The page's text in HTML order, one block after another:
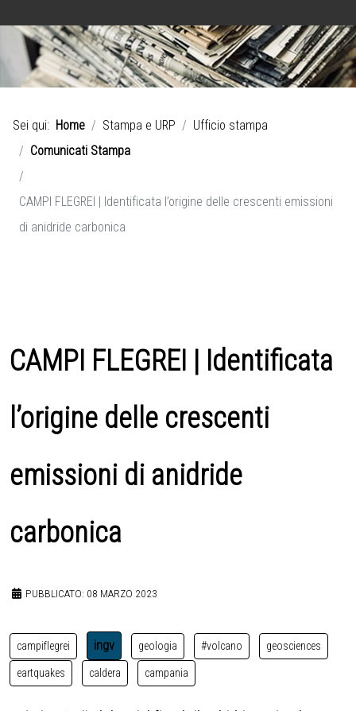
Sei qui: Home Stampa e URP
Ufficio stampa
Comunicati Stampa
CAMPI FLEGREI | Identificata l’origine delle crescenti emissioni
di anidride carbonica
CAMPI FLEGREI | Identificata
l’origine delle crescenti
emissioni di anidride
carbonica
PUBBLICATO: 08 MARZO 2023
campiflegrei ingv geologia #volcano geosciences
eartquakes caldera campania